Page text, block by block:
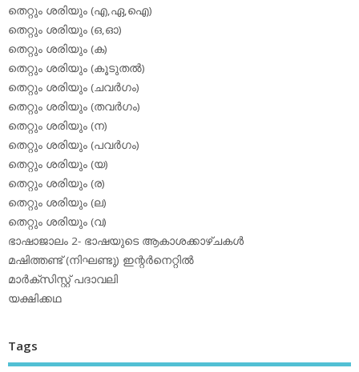
തെറ്റും ശരിയും (എ,ഏ,ഐ)
തെറ്റും ശരിയും (ഒ,ഓ)
തെറ്റും ശരിയും (ക)
തെറ്റും ശരിയും (കൂടുതല്‍)
തെറ്റും ശരിയും (ചവര്‍ഗം)
തെറ്റും ശരിയും (തവര്‍ഗം)
തെറ്റും ശരിയും (ന)
തെറ്റും ശരിയും (പവര്‍ഗം)
തെറ്റും ശരിയും (യ)
തെറ്റും ശരിയും (ര)
തെറ്റും ശരിയും (ല)
തെറ്റും ശരിയും (വ)
ഭാഷാജാലം 2- ഭാഷയുടെ ആകാശക്കാഴ്ചകള്‍
മഷിത്തണ്ട് (നിഘണ്ടു) ഇന്റര്‍നെറ്റില്‍
മാര്‍ക്‌സിസ്റ്റ് പദാവലി
യക്ഷിക്കഥ
Tags